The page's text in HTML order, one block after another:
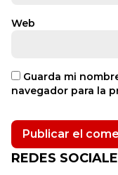
Web
Guarda mi
navegador para la
REDES